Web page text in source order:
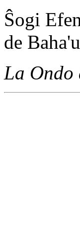
Ŝogi
de
La Ondo